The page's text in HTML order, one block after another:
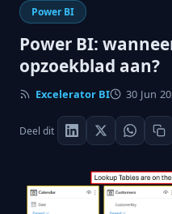
Power BI
Power BI:
opzoekblad aan?
Excelerator BI 30 Jun
Deel dit